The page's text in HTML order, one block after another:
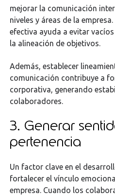
mejorar la comunicación
niveles y áreas de la
efectiva ayuda a evitar
la alineación de objetivos.
Además, establecer
comunicación contribuye a
corporativa, generando
colaboradores.
3. Generar
pertenencia
Un factor clave en el
fortalecer el vínculo
empresa. Cuando los